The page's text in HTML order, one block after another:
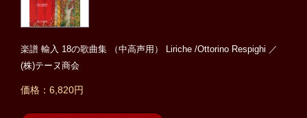
楽譜 輸入 18の歌曲集 （中高声用） Liriche /Ottorino Respighi ／
(株)テーヌ商会
価格：6,820円